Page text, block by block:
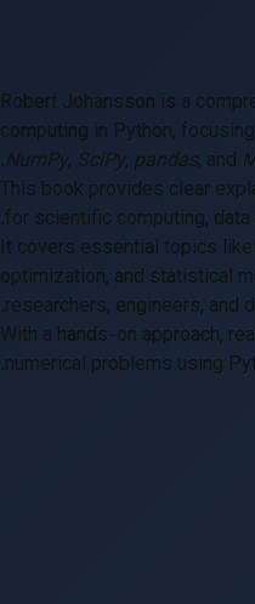
Robert Johansson is a
computing in Python,
NumPy, SciPy, pandas, and
This book provides clear
for scientific computing,
It covers essential topics
optimization, and statistical
researchers, engineers, and
With a hands-on approach,
numerical problems using